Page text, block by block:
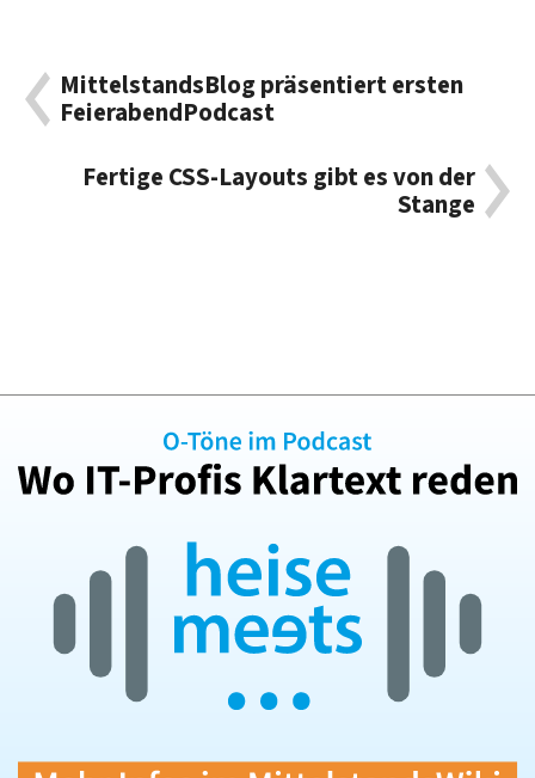
MittelstandsBlog präsentiert ersten
FeierabendPodcast
Fertige CSS-Layouts gibt es von der
Stange